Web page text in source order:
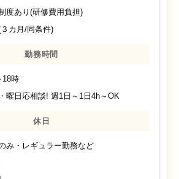
度あり(研修費用負担)
カ月/同条件)
勤務時間
18時
曜日応相談! 週1日～1日4h～OK
休日
み・レギュラー勤務など